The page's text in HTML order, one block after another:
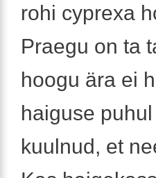
rohi cyprexa
Praegu on ta
hoogu ära ei
haiguse
kuulnud, et